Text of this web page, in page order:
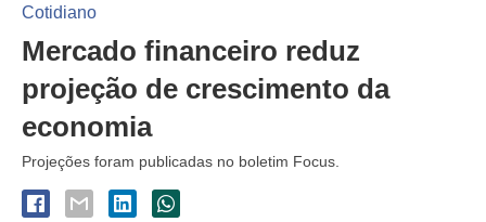
Cotidiano
Mercado financeiro reduz
projeção de crescimento da
economia
Projeções foram publicadas no boletim Focus.